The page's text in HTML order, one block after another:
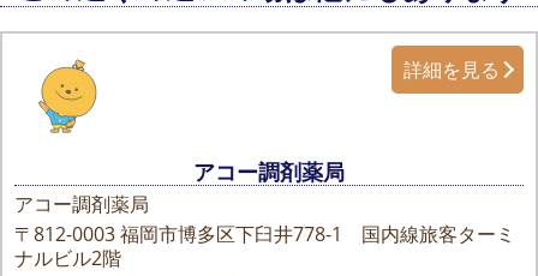
アコー調剤薬局
アコー調剤薬局
〒812-0003福岡市博多区下臼井778-1 国内線旅客ターミ
ナルビル2階
詳細を見る